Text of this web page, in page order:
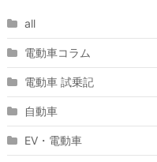
all
電動車コラム
電動車 試乗記
自動車
EV・電動車